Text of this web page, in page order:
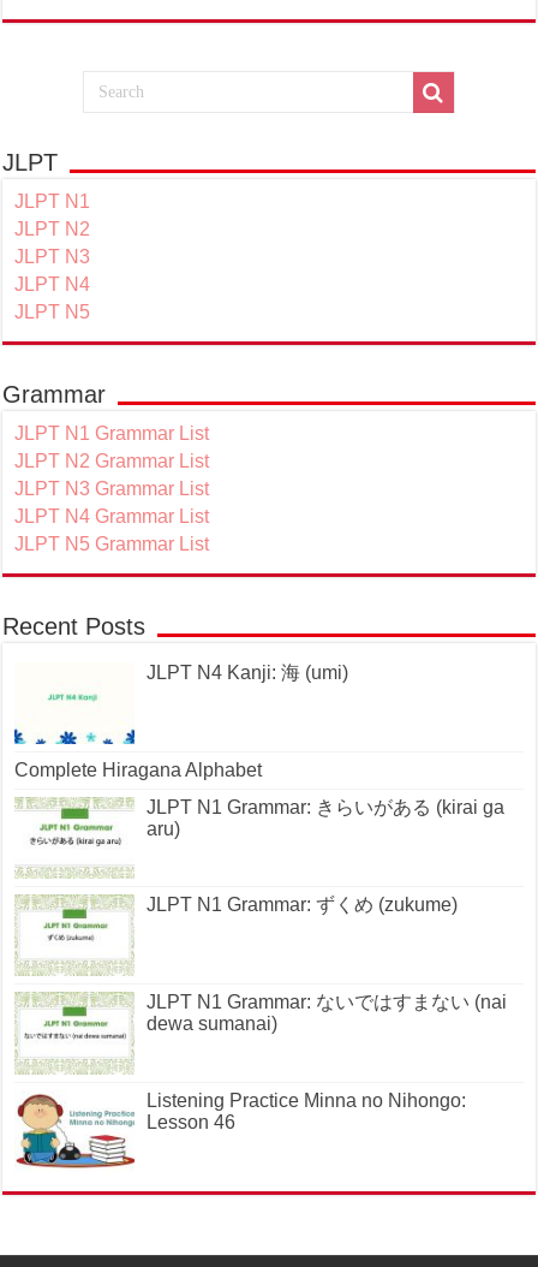
JLPT
JLPT N1
JLPT N2
JLPT N3
JLPT N4
JLPT N5
Grammar
JLPT N1 Grammar List
JLPT N2 Grammar List
JLPT N3 Grammar List
JLPT N4 Grammar List
JLPT N5 Grammar List
Recent Posts
JLPT N4 Kanji: 海 (umi)
Complete Hiragana Alphabet
JLPT N1 Grammar: きらいがある (kirai ga
aru)
JLPT N1 Grammar: ずくめ (zukume)
JLPT N1 Grammar: ないではすまない (nai
dewa sumanai)
Listening Practice Minna no Nihongo:
Lesson 46